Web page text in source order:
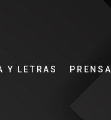
Y LETRAS PRENSA